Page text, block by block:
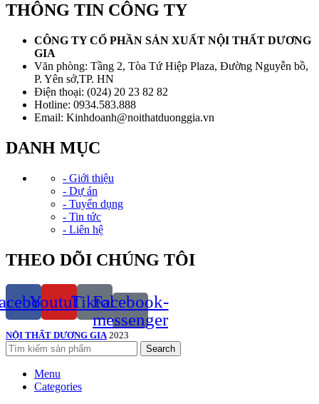
THÔNG TIN CÔNG TY
CÔNG TY CỔ PHẦN SẢN XUẤT NỘI THẤT DƯƠNG
GIA
Văn phòng: Tầng 2, Tòa Tứ Hiệp Plaza, Đường Nguyễn bồ,
P. Yên sở,TP. HN
Điện thoại: (024) 20 23 82 82
Hotline: 0934.583.888
Email: Kinhdoanh@noithatduonggia.vn
DANH MỤC
- Giới thiệu
- Dự án
- Tuyển dụng
- Tin tức
- Liên hệ
THEO DÕI CHÚNG TÔI
YoutubeTiktok
Facebook-
messenger
NỘI THẤT DƯƠNG GIA 2023
Search
Menu
Categories